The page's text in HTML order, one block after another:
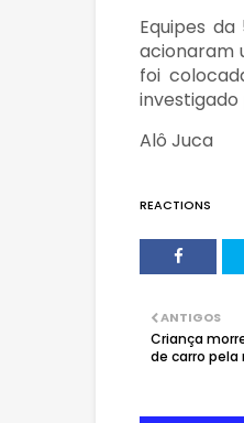
Equipes
acionaram
foi
investigado
Alô Juca
REACTIONS
ANTIGOS
Criança
de carro